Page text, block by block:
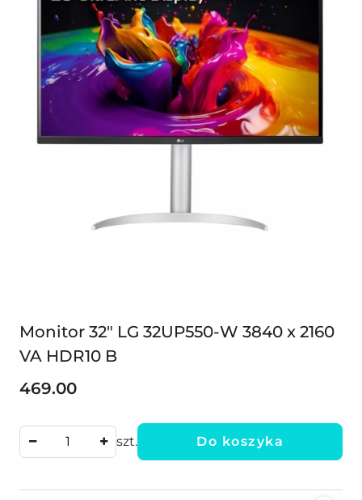
Monitor 32" LG 32UP550-W 3840 x 2160
VA HDR10 B
Cena:
469.00
szt. Do koszyka